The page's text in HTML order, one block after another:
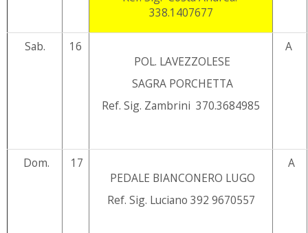
338.1407677
Sab.
16
POL. LAVEZZOLESE
SAGRA PORCHETTA
Ref. Sig. Zambrini 370.3684985
A
Dom.
17
PEDALE BIANCONERO LUGO
Ref. Sig. Luciano 392 9670557
A